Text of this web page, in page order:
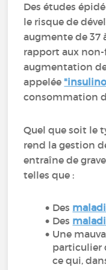
Des études
le risque de
augmente de 37
rapport aux
augmentation
appelée
consommation
Quel que soit le
rend la gestion
entraîne de
telles que :
Des
Des
Une
particulier
ce qui,